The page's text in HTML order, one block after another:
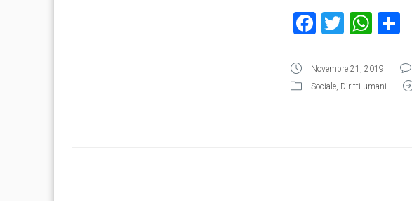
Facebook
Twitter
Novembre 21, 2019
Sociale, Diritti umani